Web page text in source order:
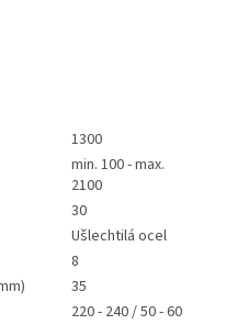
1300
min. 100 - max.
2100
30
Ušlechtilá ocel
8
35
220 - 240 / 50 - 60